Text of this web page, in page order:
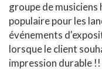
groupe de
populaire pour les
événements
lorsque le client
impression durable !!